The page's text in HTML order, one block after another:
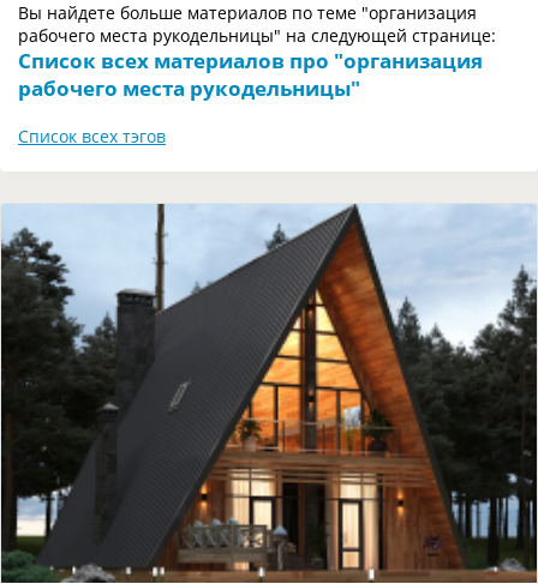
Вы найдете больше материалов по теме "организация
рабочего места рукодельницы" на следующей странице:
Список всех материалов про "организация
рабочего места рукодельницы"
Список всех тэгов